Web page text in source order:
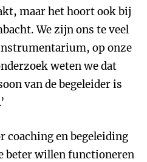
maar het hoort ook bij
We zijn ons te veel
op onze
weten we dat
van de begeleider is
coaching en begeleiding
beter willen functioneren